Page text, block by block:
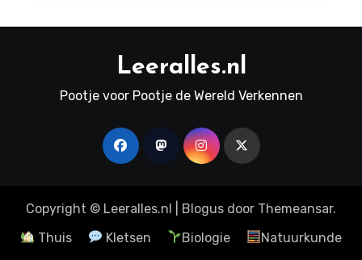
Leeralles.nl
Pootje voor Pootje de Wereld Verkennen
Copyright © Leeralles.nl Blogus door Themeansar.
Thuis
Kletsen Biologie Natuurkunde